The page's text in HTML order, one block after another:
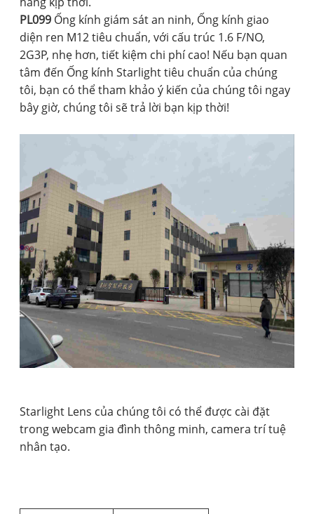
PL099 Ống kính giám sát an ninh, Ống kính giao
diện ren M12 tiêu chuẩn, với cấu trúc 1.6 F/NO,
2G3P, nhẹ hơn, tiết kiệm chi phí cao! Nếu bạn quan
tâm đến Ống kính Starlight tiêu chuẩn của chúng
tôi, bạn có thể tham khảo ý kiến ​​của chúng tôi ngay
bây giờ, chúng tôi sẽ trả lời bạn kịp thời!
Starlight Lens của chúng tôi có thể được cài đặt
trong webcam gia đình thông minh, camera trí tuệ
nhân tạo.